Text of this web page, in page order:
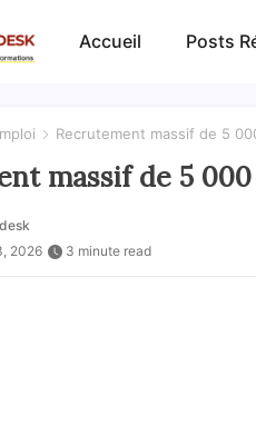
Accueil Posts
Recrutement massif de 5
massif de 5
2026
3 minute read